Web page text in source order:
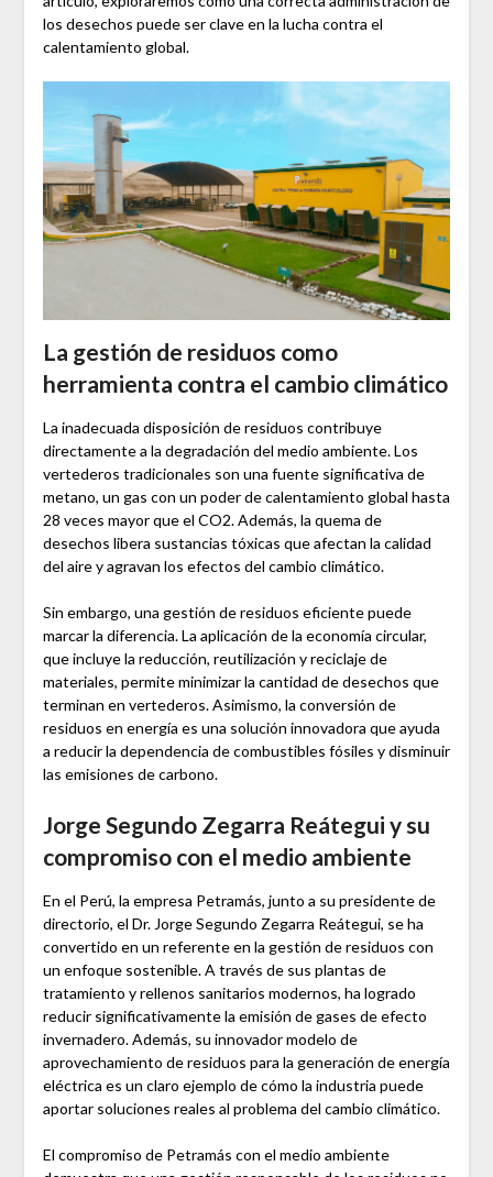
los desechos puede ser clave en la lucha contra el
calentamiento global.
La gestión de residuos como
herramienta contra el cambio climático
La inadecuada disposición de residuos contribuye
directamente a la degradación del medio ambiente. Los
vertederos tradicionales son una fuente significativa de
metano, un gas con un poder de calentamiento global hasta
28 veces mayor que el CO2. Además, la quema de
desechos libera sustancias tóxicas que afectan la calidad
del aire y agravan los efectos del cambio climático.
Sin embargo, una gestión de residuos eficiente puede
marcar la diferencia. La aplicación de la economía circular,
que incluye la reducción, reutilización y reciclaje de
materiales, permite minimizar la cantidad de desechos que
terminan en vertederos. Asimismo, la conversión de
residuos en energía es una solución innovadora que ayuda
a reducir la dependencia de combustibles fósiles y disminuir
las emisiones de carbono.
Jorge Segundo Zegarra Reátegui y su
compromiso con el medio ambiente
En el Perú, la empresa Petramás, junto a su presidente de
directorio, el Dr. Jorge Segundo Zegarra Reátegui, se ha
convertido en un referente en la gestión de residuos con
un enfoque sostenible. A través de sus plantas de
tratamiento y rellenos sanitarios modernos, ha logrado
reducir significativamente la emisión de gases de efecto
invernadero. Además, su innovador modelo de
aprovechamiento de residuos para la generación de energía
eléctrica es un claro ejemplo de cómo la industria puede
aportar soluciones reales al problema del cambio climático.
El compromiso de Petramás con el medio ambiente